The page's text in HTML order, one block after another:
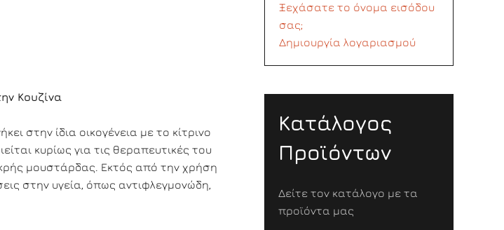
Κουζίνα
στην ίδια οικογένεια με το κίτρινο
κυρίως για τις θεραπευτικές του
μουστάρδας. Εκτός από την χρήση
στην υγεία, όπως αντιφλεγμονώδη,
Ξεχάσατε το όνομα εισόδου
σας;
Δημιουργία λογαριασμού
Κατάλογος
Προϊόντων
Δείτε τον κατάλογο με τα
προϊόντα μας